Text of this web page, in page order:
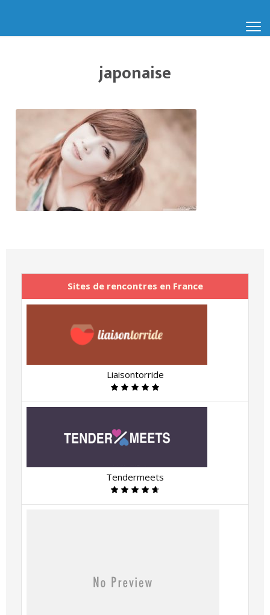
japonaise
Sites de rencontres en France
Liaisontorride
Tendermeets